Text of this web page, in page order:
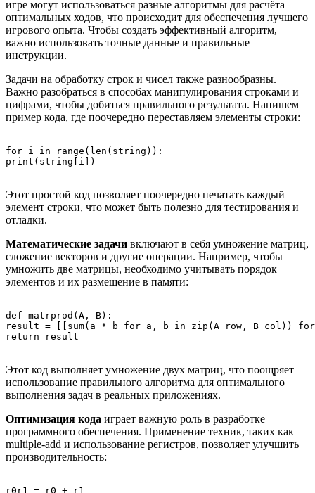
игре могут использоваться разные алгоритмы для расчёта
оптимальных ходов, что происходит для обеспечения лучшего
игрового опыта. Чтобы создать эффективный алгоритм,
важно использовать точные данные и правильные
инструкции.
Задачи на обработку строк и чисел также разнообразны.
Важно разобраться в способах манипулирования строками и
цифрами, чтобы добиться правильного результата. Напишем
пример кода, где поочередно переставляем элементы строки:
for i in range(len(string)):
Этот простой код позволяет поочередно печатать каждый
элемент строки, что может быть полезно для тестирования и
отладки.
Математические задачи включают в себя умножение матриц,
сложение векторов и другие операции. Например, чтобы
умножить две матрицы, необходимо учитывать порядок
элементов и их размещение в памяти:
def matrprod(A, B):
result = [[sum(a * b for a, b in zip(A_row, B_col))
Этот код выполняет умножение двух матриц, что поощряет
использование правильного алгоритма для оптимального
выполнения задач в реальных приложениях.
Оптимизация кода играет важную роль в разработке
программного обеспечения. Применение техник, таких как
multiple-add и использование регистров, позволяет улучшить
производительность: